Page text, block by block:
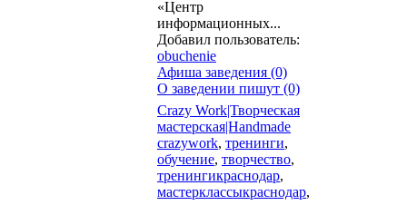
«Центр
информационных...
Добавил пользователь:
obuchenie
Афиша заведения (0)
О заведении пишут (0)
Crazy Work|Творческая
мастерская|Handmade
crazywork, тренинги,
обучение, творчество,
тренингикраснодар,
мастерклассыкраснодар,